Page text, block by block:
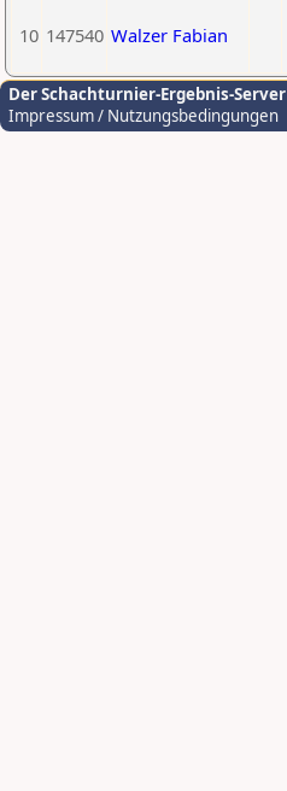
10 147540 Walzer Fabian
Der Schachturnier-Ergebnis-Server
Impressum / Nutzungsbedingungen